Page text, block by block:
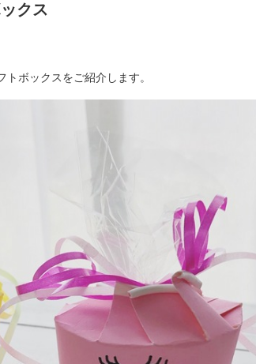
クス
ボックスをご紹介します。